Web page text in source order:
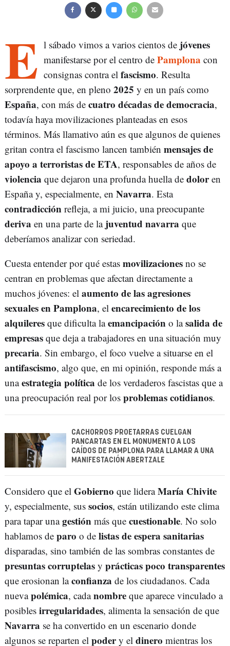
E l sábado vimos a varios cientos de jóvenes
manifestarse por el centro de Pamplona con
consignas contra el fascismo. Resulta
sorprendente que, en pleno 2025 y en un país como
España, con más de cuatro décadas de democracia,
todavía haya movilizaciones planteadas en esos
términos. Más llamativo aún es que algunos de quienes
gritan contra el fascismo lancen también mensajes de
apoyo a terroristas de ETA, responsables de años de
violencia que dejaron una profunda huella de doloren
España y, especialmente, en Navarra. Esta
contradicción refleja, a mi juicio, una preocupante
deriva en una parte de la juventud navarra que
deberíamos analizar con seriedad.
Cuesta entender por qué estas movilizaciones no se
centran en problemas que afectan directamente a
muchos jóvenes: el aumento de las agresiones
sexuales en Pamplona, el encarecimiento de los
alquileres que dificulta laemancipación o lasalida de
empresas que deja a trabajadores en una situación muy
precaria. Sin embargo, el foco vuelve a situarse en el
antifascismo, algo que, en mi opinión, responde más a
unaestrategia política de los verdaderos fascistas que a
una preocupación real por los problemas cotidianos.
CACHORROS PROETARRAS CUELGAN
PANCARTAS EN EL MONUMENTO A LOS
CAÍDOS DE PAMPLONA PARA LLAMAR A UNA
MANIFESTACIÓN ABERTZALE
Considero que el Gobierno que lideraMaría Chivite
y, especialmente, sus socios, están utilizando este clima
para tapar unagestión más que cuestionable. No solo
hablamos de paro o de listas de espera sanitarias
disparadas, sino también de las sombras constantes de
presuntas corruptelas y prácticas poco transparentes
que erosionan laconfianza de los ciudadanos. Cada
nuevapolémica, cadanombre que aparece vinculado a
posibles irregularidades, alimenta la sensación de que
Navarra se ha convertido en un escenario donde
algunos se reparten el podery el dinero mientras los